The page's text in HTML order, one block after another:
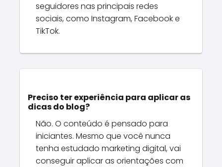
seguidores nas principais redes
sociais, como Instagram, Facebook e
TikTok.
Preciso ter experiência para aplicar as
dicas do blog?
Não. O conteúdo é pensado para
iniciantes. Mesmo que você nunca
tenha estudado marketing digital, vai
conseguir aplicar as orientações com